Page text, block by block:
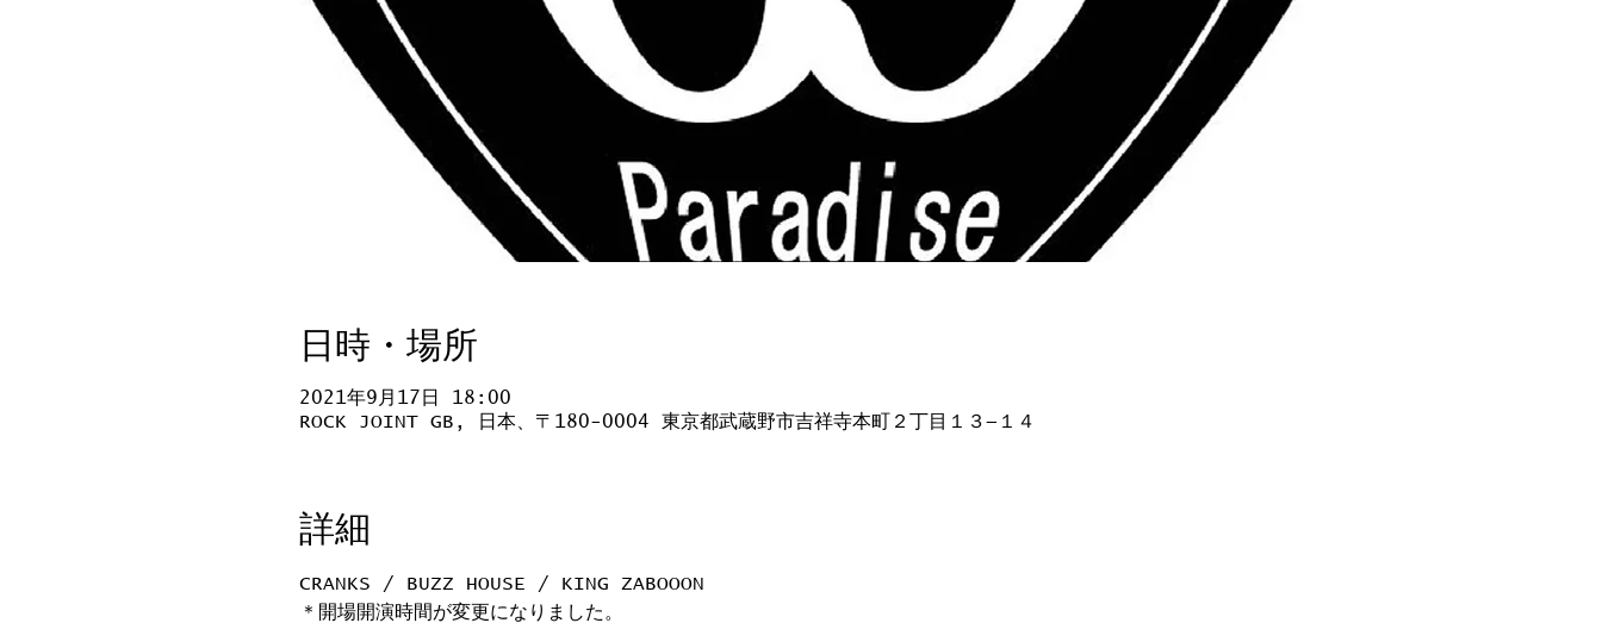
日時・場所
2021年9月17日 18:00
ROCK JOINT GB, 日本、〒180-0004 東京都武蔵野市吉祥寺本町２丁目１３−１４
詳細
CRANKS / BUZZ HOUSE / KING ZABOOON
＊開場開演時間が変更になりました。